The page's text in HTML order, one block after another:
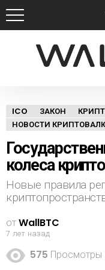
ICO ЗАКОН
НОВОСТИ
колеса
Новые правила
отWallBTC
7 лет назад
575 Просмотры